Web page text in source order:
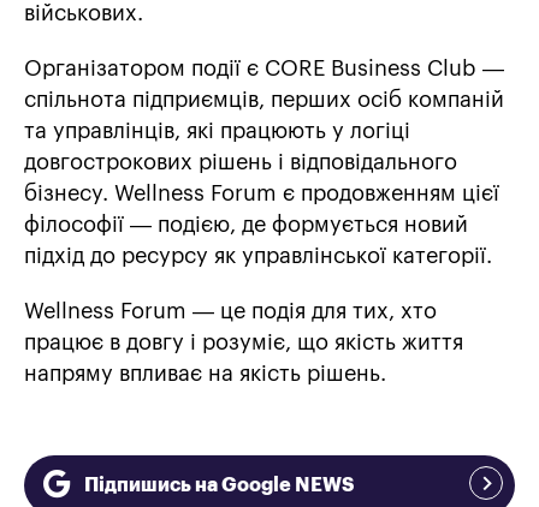
військових.
Організатором події є CORE Business Club —
спільнота підприємців, перших осіб компаній
та управлінців, які працюють у логіці
довгострокових рішень і відповідального
бізнесу. Wellness Forum є продовженням цієї
філософії — подією, де формується новий
підхід до ресурсу як управлінської категорії.
Wellness Forum — це подія для тих, хто
працює в довгу і розуміє, що якість життя
напряму впливає на якість рішень.
Підпишись на Google NEWS